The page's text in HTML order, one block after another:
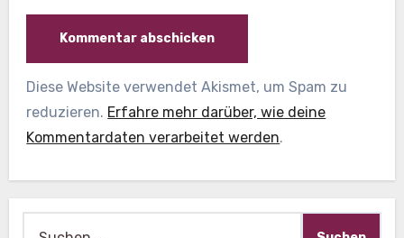
Diese Website verwendet Akismet, um Spam zu
reduzieren. Erfahre mehr darüber, wie deine
Kommentardaten verarbeitet werden.